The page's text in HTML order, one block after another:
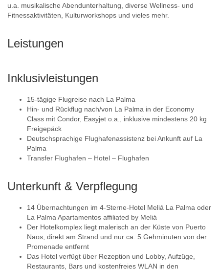
u.a. musikalische Abendunterhaltung, diverse Wellness- und
Fitnessaktivitäten, Kulturworkshops und vieles mehr.
Leistungen
Inklusivleistungen
15-tägige Flugreise nach La Palma
Hin- und Rückflug nach/von La Palma in der Economy
Class mit Condor, Easyjet o.a., inklusive mindestens 20 kg
Freigepäck
Deutschsprachige Flughafenassistenz bei Ankunft auf La
Palma
Transfer Flughafen – Hotel – Flughafen
Unterkunft & Verpflegung
14 Übernachtungen im 4-Sterne-Hotel Meliá La Palma oder
La Palma Apartamentos affiliated by Meliá
Der Hotelkomplex liegt malerisch an der Küste von Puerto
Naos, direkt am Strand und nur ca. 5 Gehminuten von der
Promenade entfernt
Das Hotel verfügt über Rezeption und Lobby, Aufzüge,
Restaurants, Bars und kostenfreies WLAN in den